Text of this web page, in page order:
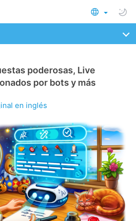
poderosas, Live
por bots y más
en inglés